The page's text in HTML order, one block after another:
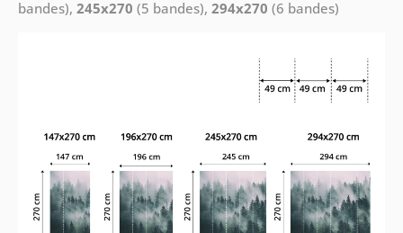
bandes), 245x270 (5 bandes), 294x270 (6 bandes)